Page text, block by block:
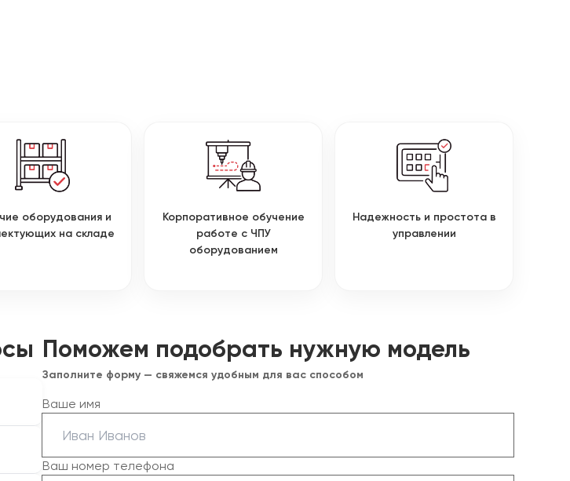
оборудования и
на складе
Корпоративное обучение
работе с ЧПУ
оборудованием
Надежность и простота в
управлении
Поможем подобрать нужную модель
Заполните форму — свяжемся удобным для вас способом
Ваше имя
Ваш номер телефона